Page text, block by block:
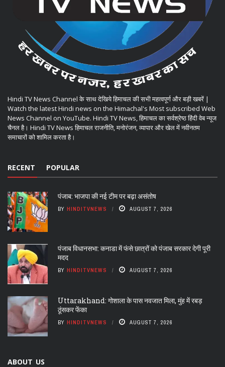
Hindi TV News Channel के साथ देखिये हिमाचल की सभी महत्वपूर्ण और बड़ी खबरें |
Watch the latest Hindi news on the Himachal's Most subscribed Web
News Channel on YouTube. Hindi TV News, हिमाचल का सर्वश्रेष्ठ हिंदी वेब न्यूज
चैनल है। Hindi TV News हिमाचल राजनीति, मनोरंजन, व्यापार और खेल में नवीनतम
समाचारों को शामिल करता है।
RECENT POPULAR
पंजाब: भाजपा की नई टीम पर बढ़ा असंतोष
BY HINDITVNEWS AUGUST 7, 2026
पंजाब विधानसभा: कनाडा में फंसे छात्रों को पंजाब सरकार देगी पूरी
मदद
BY HINDITVNEWS AUGUST 7, 2026
Uttarakhand: गोशाला के पास नवजात मिला, मुंह में रबड़
ठूंसकर फेंका
BY HINDITVNEWS AUGUST 7, 2026
ABOUT US